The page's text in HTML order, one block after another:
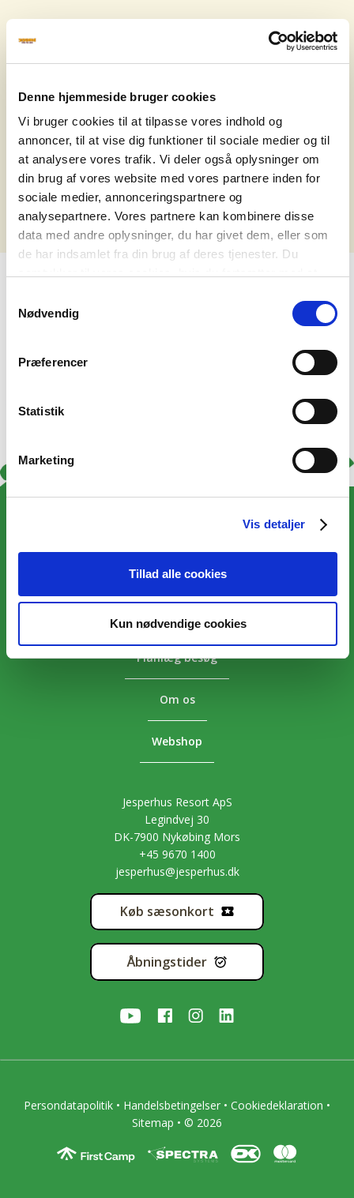
Denne hjemmeside bruger cookies
Vi bruger cookies til at tilpasse vores indhold og
annoncer, til at vise dig funktioner til sociale medier og til
at analysere vores trafik. Vi deler også oplysninger om
din brug af vores website med vores partnere inden for
sociale medier, annonceringspartnere og
analysepartnere. Vores partnere kan kombinere disse
data med andre oplysninger, du har givet dem, eller som
de har indsamlet fra din brug af deres tjenester. Du
Nødvendig
Præferencer
Statistik
Marketing
Vis detaljer
Tillad alle cookies
Kun nødvendige cookies
Hvis enhedstypen er vigtig for
tilpasser din søgning. Ellers
finder du alternative
muligheder på ankomstdatoen i
det nedenstående.
Ups - vi fandt ikke noget, der matchede din søgning.
Aktiviteter
Priser
Planlæg besøg
Om os
Webshop
Jesperhus Resort ApS
Legindvej 30
DK-7900 Nykøbing Mors
+45 9670 1400
jesperhus@jesperhus.dk
Køb sæsonkort
Åbningstider
Persondatapolitik • Handelsbetingelser • Cookiedeklaration •
Sitemap • © 2026